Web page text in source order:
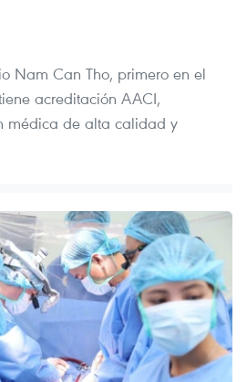
Nam Can Tho, primero en el
acreditación AACI,
médica de alta calidad y